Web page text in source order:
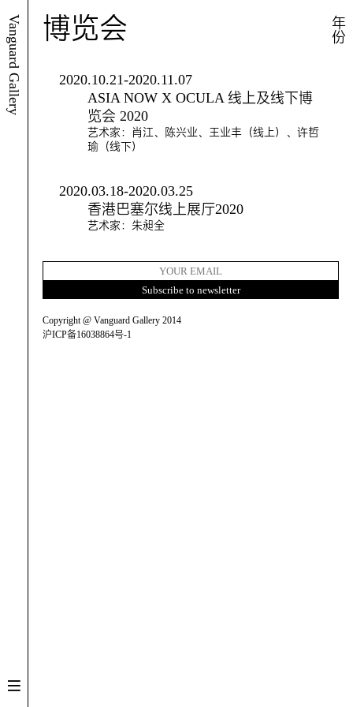
Vanguard Gallery 年份
博览会
2020.10.21-2020.11.07
ASIA NOW X OCULA 线上及线下博
览会 2020
艺术家：肖江、陈兴业、王业丰（线上）、许哲
瑜（线下）
2020.03.18-2020.03.25
香港巴塞尔线上展厅2020
艺术家：朱昶全
Copyright @ Vanguard Gallery 2014
沪ICP备16038864号-1